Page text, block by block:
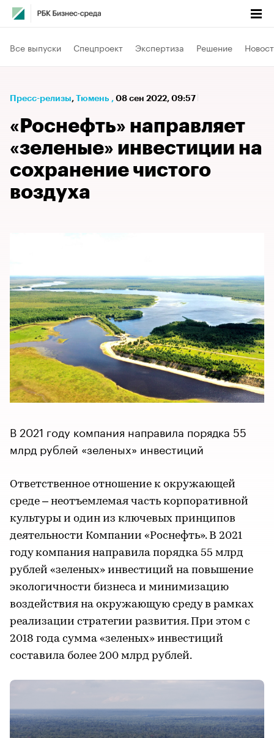
Все выпуски Спецпроект Экспертиза Решение
Пресс-релизы⁠, Тюмень , 08 сен 2022, 09:57
«Роснефть» направляет
«зеленые» инвестиции на
сохранение чистого
воздуха
В 2021 году компания направила порядка 55
млрд рублей «зеленых» инвестиций
Ответственное отношение к окружающей
среде – неотъемлемая часть корпоративной
культуры и один из ключевых принципов
деятельности Компании «Роснефть». В 2021
году компания направила порядка 55 млрд
рублей «зеленых» инвестиций на повышение
экологичности бизнеса и минимизацию
воздействия на окружающую среду в рамках
реализации стратегии развития. При этом с
2018 года сумма «зеленых» инвестиций
составила более 200 млрд рублей.